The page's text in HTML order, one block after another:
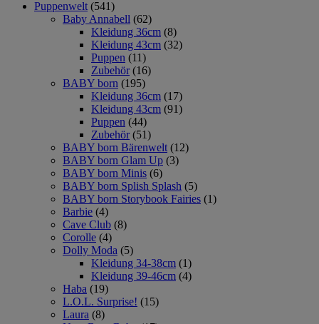
Puppenwelt (541)
Baby Annabell (62)
Kleidung 36cm (8)
Kleidung 43cm (32)
Puppen (11)
Zubehör (16)
BABY born (195)
Kleidung 36cm (17)
Kleidung 43cm (91)
Puppen (44)
Zubehör (51)
BABY born Bärenwelt (12)
BABY born Glam Up (3)
BABY born Minis (6)
BABY born Splish Splash (5)
BABY born Storybook Fairies (1)
Barbie (4)
Cave Club (8)
Corolle (4)
Dolly Moda (5)
Kleidung 34-38cm (1)
Kleidung 39-46cm (4)
Haba (19)
L.O.L. Surprise! (15)
Laura (8)